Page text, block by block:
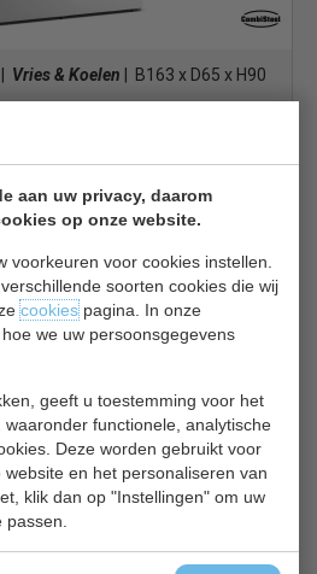
aan uw privacy, daarom
op onze website.
voorkeuren voor cookies instellen.
soorten cookies die wij
cookiespagina. In onze
we uw persoonsgegevens
geeft u toestemming voor het
functionele, analytische
Deze worden gebruikt voor
en het personaliseren van
klik dan op "Instellingen" om uw
Vries & Koelen | B163 x D65 x H90
| NIC101SCEB | B67 x
€ 565,00